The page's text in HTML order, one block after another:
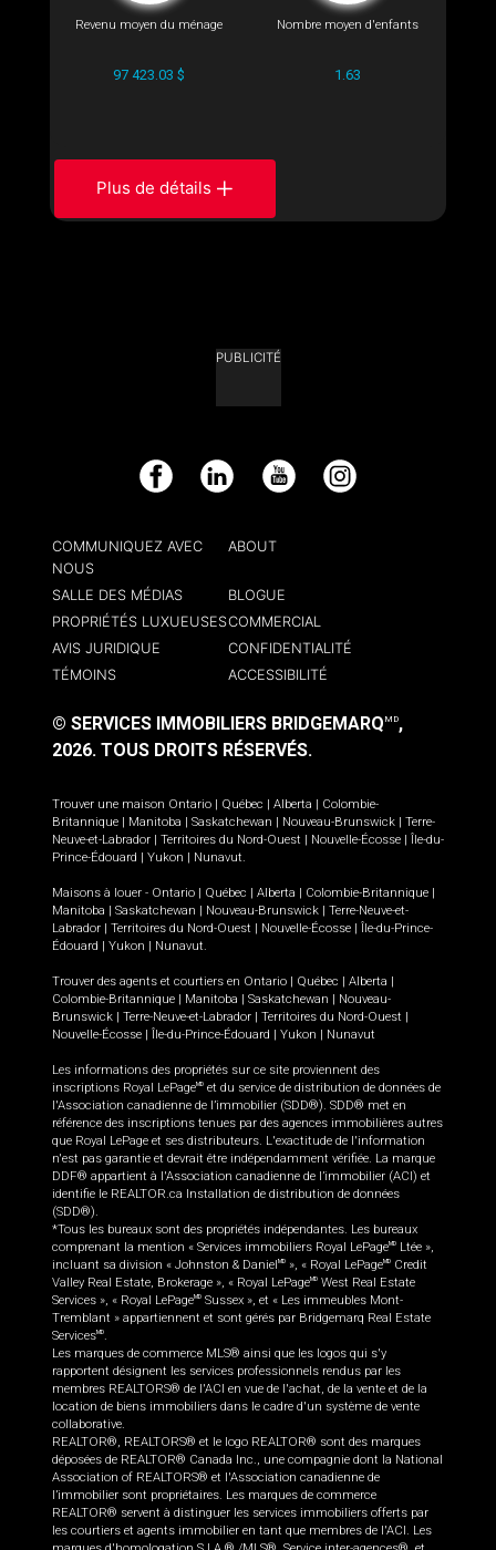
Revenu moyen du ménage
97 423.03 $
Nombre moyen d'enfants
1.63
Plus de détails
PUBLICITÉ
Facebook LinkedIn YouTube Instagram
COMMUNIQUEZ AVEC
NOUS
ABOUT
SALLE DES MÉDIAS
BLOGUE
PROPRIÉTÉS LUXUEUSESCOMMERCIAL
AVIS JURIDIQUE
CONFIDENTIALITÉ
TÉMOINS
ACCESSIBILITÉ
© SERVICES IMMOBILIERS BRIDGEMARQ MD,
2026. TOUS DROITS RÉSERVÉS.
Trouver une maison Ontario | Québec | Alberta | Colombie-
Britannique | Manitoba | Saskatchewan | Nouveau-Brunswick | Terre-
Neuve-et-Labrador | Territoires du Nord-Ouest | Nouvelle-Écosse | Île-du-
Prince-Édouard | Yukon | Nunavut
Maisons à louer - Ontario | Québec | Alberta | Colombie-Britannique |
Manitoba | Saskatchewan | Nouveau-Brunswick | Terre-Neuve-et-
Labrador | Territoires du Nord-Ouest | Nouvelle-Écosse | Île-du-Prince-
Édouard | Yukon | Nunavut
Trouver des agents et courtiers en Ontario | Québec | Alberta |
Colombie-Britannique | Manitoba | Saskatchewan | Nouveau-
Brunswick | Terre-Neuve-et-Labrador | Territoires du Nord-Ouest |
Nouvelle-Écosse | Île-du-Prince-Édouard | Yukon | Nunavut
Les informations des propriétés sur ce site proviennent des
inscriptions Royal LePageMD et du service de distribution de données de
l'Association canadienne de l’immobilier (SDD®). SDD® met en
référence des inscriptions tenues par des agences immobilières autres
que Royal LePage et ses distributeurs. L'exactitude de l'information
n'est pas garantie et devrait être indépendamment vérifiée. La marque
DDF® appartient à l'Association canadienne de l’immobilier (ACI) et
identifie le REALTOR.ca Installation de distribution de données
(SDD®).
*Tous les bureaux sont des propriétés indépendantes. Les bureaux
comprenant la mention « Services immobiliers Royal LePageMD
Ltée »,
incluant sa division « Johnston & DanielMD », « Royal LePageMD
Credit
Valley Real Estate, Brokerage », « Royal LePageMD West Real Estate
Services », « Royal LePageMD Sussex », et « Les immeubles Mont-
Tremblant » appartiennent et sont gérés par Bridgemarq Real Estate
ServicesMD
Les marques de commerce MLS® ainsi que les logos qui s'y
rapportent désignent les services professionnels rendus par les
membres REALTORS® de l'ACI en vue de l'achat, de la vente et de la
location de biens immobiliers dans le cadre d'un système de vente
collaborative.
REALTOR®, REALTORS® et le logo REALTOR® sont des marques
déposées de REALTOR® Canada Inc., une compagnie dont la National
Association of REALTORS® et l'Association canadienne de
l’immobilier sont propriétaires. Les marques de commerce
REALTOR® servent à distinguer les services immobiliers offerts par
les courtiers et agents immobilier en tant que membres de l'ACI. Les